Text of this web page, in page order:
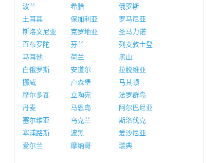
波兰
希腊
俄罗斯
土耳其
保加利亚
罗马尼亚
斯洛文尼亚
克罗地亚
圣马力诺
直布罗陀
芬兰
列支敦士登
马耳他
荷兰
黑山
白俄罗斯
安道尔
拉脱维亚
挪威
卢森堡
马其顿
摩尔多瓦
立陶宛
法罗群岛
丹麦
马恩岛
阿尔巴尼亚
塞尔维亚
乌克兰
斯洛伐克
塞浦路斯
波黑
爱沙尼亚
爱尔兰
摩纳哥 瑞典